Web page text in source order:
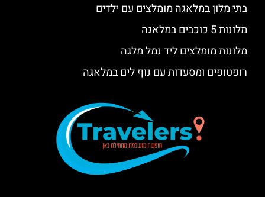
בתי מלון במלאגה מומלצים עם ילדים
מלונות 5 כוכבים במלאגה
מלונות מומלצים ליד נמל מלגה
רופטופים ומסעדות עם נוף לים במלאגה